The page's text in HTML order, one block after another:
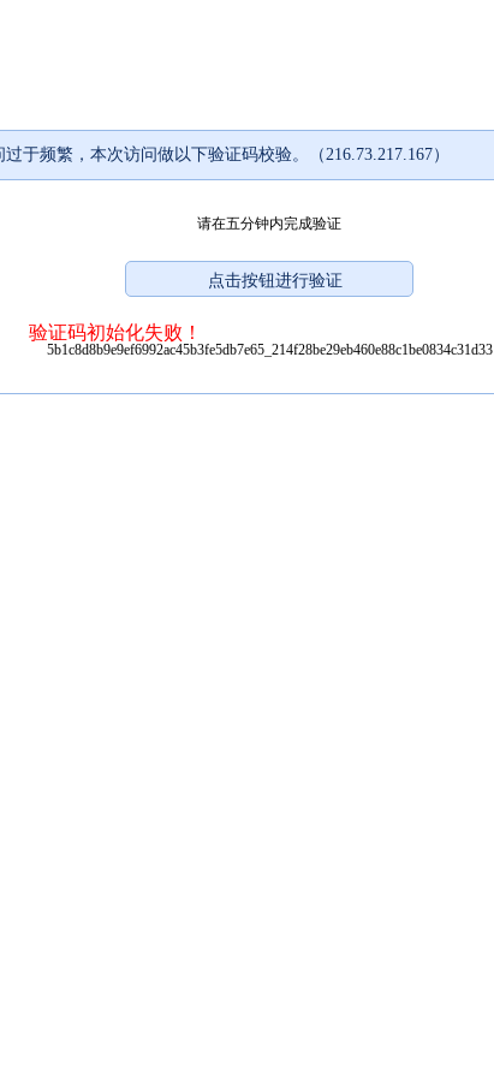
过于频繁，本次访问做以下验证码校验。（216.73.217.167）
请在五分钟内完成验证
验证码初始化失败！
5b1c8d8b9e9ef6992ac45b3fe5db7e65_214f28be29eb460e88c1be0834c31d33